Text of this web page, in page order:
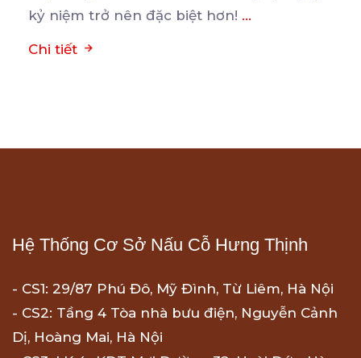
kỷ niệm trở nên đặc biệt hơn! ...
Chi tiết
Hệ Thống Cơ Sở Nấu Cỗ Hưng Thịnh
- CS1: 29/87 Phú Đô, Mỹ Đình, Từ Liêm, Hà Nội
- CS2: Tầng 4 Tòa nhà bưu điện, Nguyễn Cảnh
Dị, Hoàng Mai, Hà Nội